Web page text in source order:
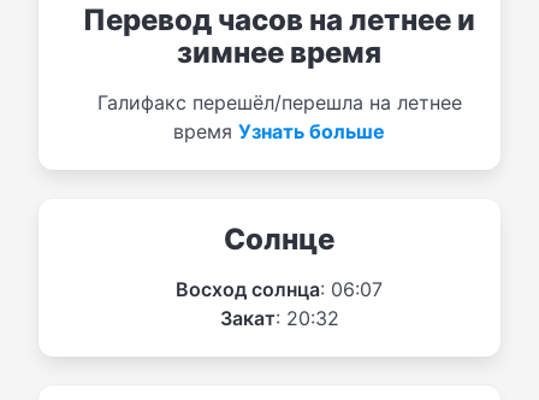
Перевод часов на летнее и
зимнее время
Галифакс перешёл/перешла на летнее
время Узнать больше
Солнце
Восход солнца: 06:07
Закат: 20:32